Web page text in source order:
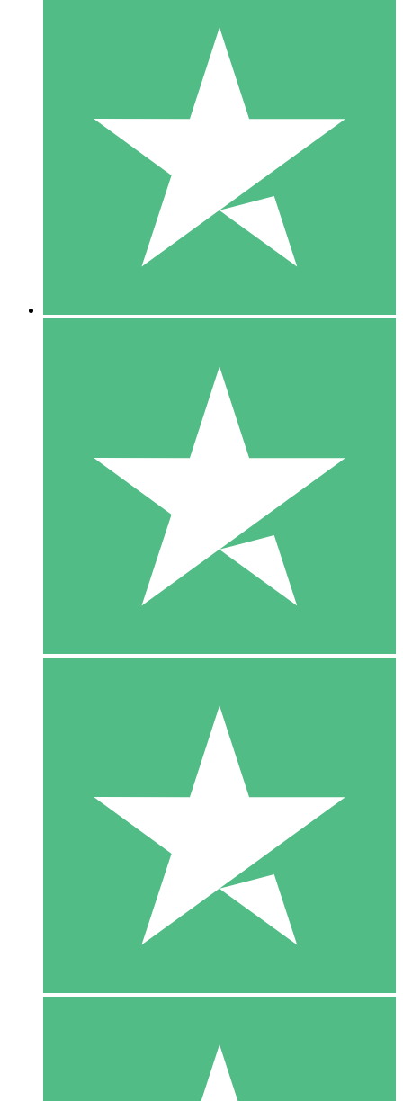
Pacchetti di Crediti Individuali
Paga a consumo con crediti di download. Nessun impegno
1 Download
10
US$1500
10 Download
20